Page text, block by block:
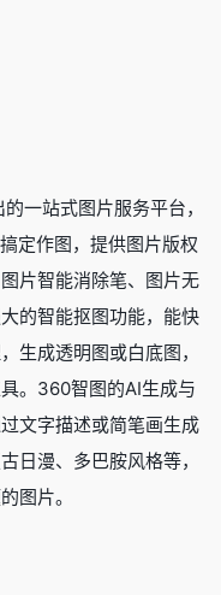
一站式图片服务平台，
定作图，提供图片版权
图片智能消除笔、 图片无
的智能抠图功能，能快
生成透明图或白底图，
。360智图的AI生成与
文字描述或简笔画生成
日漫、多巴胺风格等，
图片。